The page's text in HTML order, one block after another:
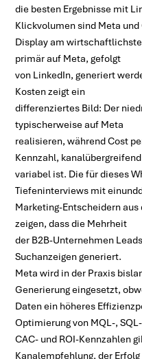
die besten Ergebnisse mit
Klickvolumen sind Meta und
Display am
primär auf Meta, gefolgt
von LinkedIn, generiert
Kosten zeigt ein
differenziertes Bild: Der
typischerweise auf Meta
realisieren, während Cost
Kennzahl, kanalübergreifend
variabel ist. Die für dieses
Tiefeninterviews mit
Marketing-Entscheidern
zeigen, dass die Mehrheit
der B2B-Unternehmen
Suchanzeigen generiert.
Meta wird in der Praxis
Generierung eingesetzt,
Daten ein höheres
Optimierung von MQL-,
CAC- und ROI-Kennzahlen
Kanalempfehlung, der